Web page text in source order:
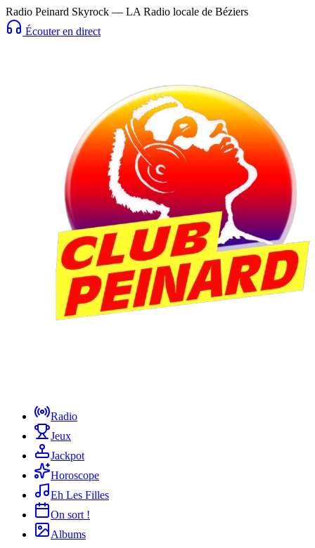
Radio Peinard Skyrock — LA Radio locale de Béziers
Écouter en direct
Radio
Jeux
Jackpot
Horoscope
Eh Les Filles
On sort !
Albums